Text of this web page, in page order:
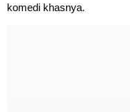
komedi khasnya.